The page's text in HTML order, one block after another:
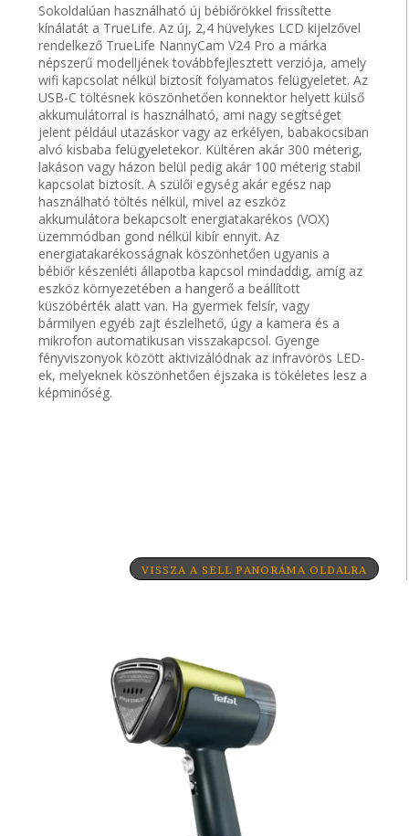
Sokoldalúan használható új bébiőrökkel frissítette
kínálatát a TrueLife. Az új, 2,4 hüvelykes LCD kijelzővel
rendelkező TrueLife NannyCam V24 Pro a márka
népszerű modelljének továbbfejlesztett verziója, amely
wifi kapcsolat nélkül biztosít folyamatos felügyeletet. Az
USB-C töltésnek köszönhetően konnektor helyett külső
akkumulátorral is használható, ami nagy segítséget
jelent például utazáskor vagy az erkélyen, babakocsiban
alvó kisbaba felügyeletekor. Kültéren akár 300 méterig,
lakáson vagy házon belül pedig akár 100 méterig stabil
kapcsolat biztosít. A szülői egység akár egész nap
használható töltés nélkül, mivel az eszköz
akkumulátora bekapcsolt energiatakarékos (VOX)
üzemmódban gond nélkül kibír ennyit. Az
energiatakarékosságnak köszönhetően ugyanis a
bébiőr készenléti állapotba kapcsol mindaddig, amíg az
eszköz környezetében a hangerő a beállított
küszöbérték alatt van. Ha gyermek felsír, vagy
bármilyen egyéb zajt észlelhető, úgy a kamera és a
mikrofon automatikusan visszakapcsol. Gyenge
fényviszonyok között aktivizálódnak az infravörös LED-
ek, melyeknek köszönhetően éjszaka is tökéletes lesz a
képminőség.
VISSZA A SELL PANORÁMA OLDALRA